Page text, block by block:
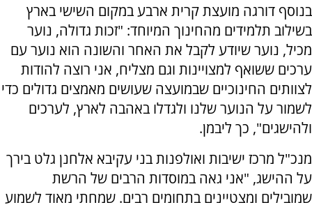
בנוסף דורגה מועצת קרית ארבע במקום השישי בארץ
בשילוב תלמידים מהחינוך המיוחד: "זכות גדולה, נוער
מכיל, נוער שיודע לקבל את האחר והשונה הוא נוער עם
ערכים ששואף למצויינות וגם מצליח, אני רוצה להודות
לצוותים החינוכיים שבמועצה שעושים מאמצים גדולים כדי
לשמור על הנוער שלנו ולגדלו באהבה לארץ, לערכים
ולהישגים", כך ליבמן.
מנכ"ל מרכז ישיבות ואולפנות בני עקיבא אלחנן גלט בירך
על ההישג, "אני גאה במוסדות הרבים של הרשת
שמובילים ומצטיינים בתחומים רבים. שמחתי מאוד לשמוע